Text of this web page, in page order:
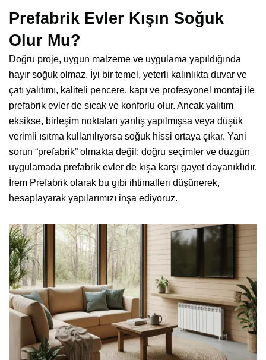
Prefabrik Evler Kışın Soğuk
Olur Mu?
Doğru proje, uygun malzeme ve uygulama yapıldığında
hayır soğuk olmaz. İyi bir temel, yeterli kalınlıkta duvar ve
çatı yalıtımı, kaliteli pencere, kapı ve profesyonel montaj ile
prefabrik evler de sıcak ve konforlu olur. Ancak yalıtım
eksikse, birleşim noktaları yanlış yapılmışsa veya düşük
verimli ısıtma kullanılıyorsa soğuk hissi ortaya çıkar. Yani
sorun “prefabrik” olmakta değil; doğru seçimler ve düzgün
uygulamada prefabrik evler de kışa karşı gayet dayanıklıdır.
İrem Prefabrik olarak bu gibi ihtimalleri düşünerek,
hesaplayarak yapılarımızı inşa ediyoruz.